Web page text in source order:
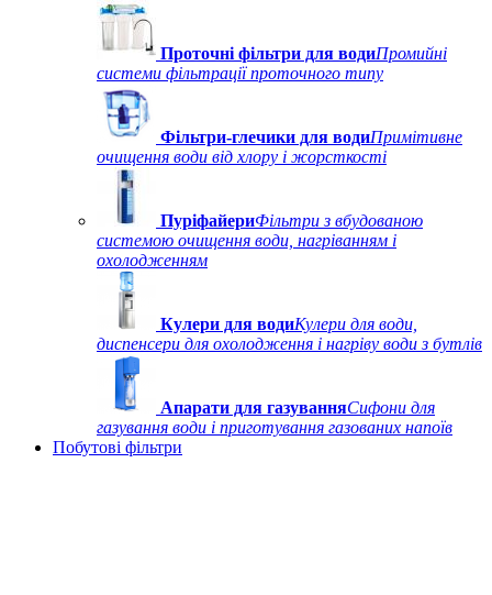
Проточні фільтри для водиПромийні
системи фільтрації проточного типу
Фільтри-глечики для водиПримітивне
очищення води від хлору і жорсткості
ПуріфайериФільтри з вбудованою
системою очищення води, нагріванням і
охолодженням
Кулери для водиКулери для води,
диспенсери для охолодження і нагріву води з бутлів
Апарати для газуванняСифони для
газування води і приготування газованих напоїв
Побутові фільтри